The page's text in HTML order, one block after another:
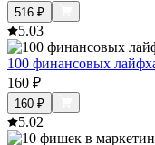
516 ₽
5.03
100 финансовых
160 ₽
160 ₽
5.02